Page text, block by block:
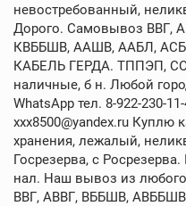
невостребованный,
Дорого. Самовывоз ВВГ,
КВББШВ, ААШВ, ААБЛ,
КАБЕЛЬ ГЕРДА. ТППЭП,
наличные, б н. Любой
WhatsApp тел. 8-922-230-
xxx8500@yandex.ru Куплю
хранения, лежалый,
Госрезерва, с
нал. Наш вывоз из любого
ВВГ, АВВГ, ВББШВ,